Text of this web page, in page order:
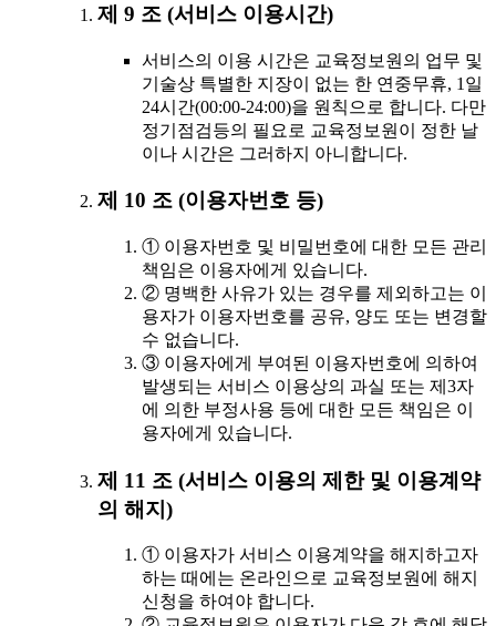
제 9 조 (서비스 이용시간)
서비스의 이용 시간은 교육정보원의 업무 및
기술상 특별한 지장이 없는 한 연중무휴, 1일
24시간(00:00-24:00)을 원칙으로 합니다. 다만
정기점검등의 필요로 교육정보원이 정한 날
이나 시간은 그러하지 아니합니다.
제 10 조 (이용자번호 등)
① 이용자번호 및 비밀번호에 대한 모든 관리
책임은 이용자에게 있습니다.
② 명백한 사유가 있는 경우를 제외하고는 이
용자가 이용자번호를 공유, 양도 또는 변경할
수 없습니다.
③ 이용자에게 부여된 이용자번호에 의하여
발생되는 서비스 이용상의 과실 또는 제3자
에 의한 부정사용 등에 대한 모든 책임은 이
용자에게 있습니다.
제 11 조 (서비스 이용의 제한 및 이용계약
의 해지)
① 이용자가 서비스 이용계약을 해지하고자
하는 때에는 온라인으로 교육정보원에 해지
신청을 하여야 합니다.